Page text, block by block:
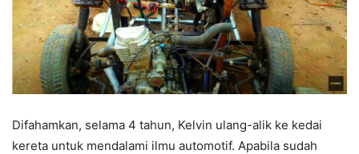
Difahamkan, selama 4 tahun, Kelvin ulang-alik ke kedai
kereta untuk mendalami ilmu automotif. Apabila sudah